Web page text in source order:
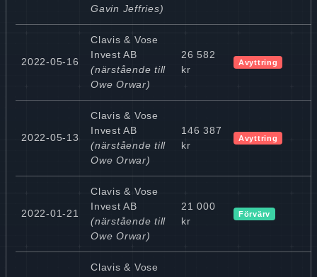
Gavin Jeffries)
2022-05-16
Clavis & Vose
Invest AB
(närstående till
Owe Orwar)
26 582
kr
Avyttring
2022-05-13
Clavis & Vose
Invest AB
(närstående till
Owe Orwar)
146 387
kr
Avyttring
2022-01-21
Clavis & Vose
Invest AB
(närstående till
Owe Orwar)
21 000
kr
Förvärv
Clavis & Vose